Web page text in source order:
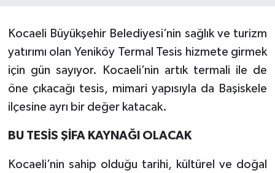
Kocaeli Büyükşehir Belediyesi’nin sağlık ve turizm
yatırımı olan Yeniköy Termal Tesis hizmete girmek
için gün sayıyor. Kocaeli’nin artık termali ile de
öne çıkacağı tesis, mimari yapısıyla da Başiskele
ilçesine ayrı bir değer katacak.
BU TESİS ŞİFA KAYNAĞI OLACAK
Kocaeli’nin sahip olduğu tarihi, kültürel ve doğal